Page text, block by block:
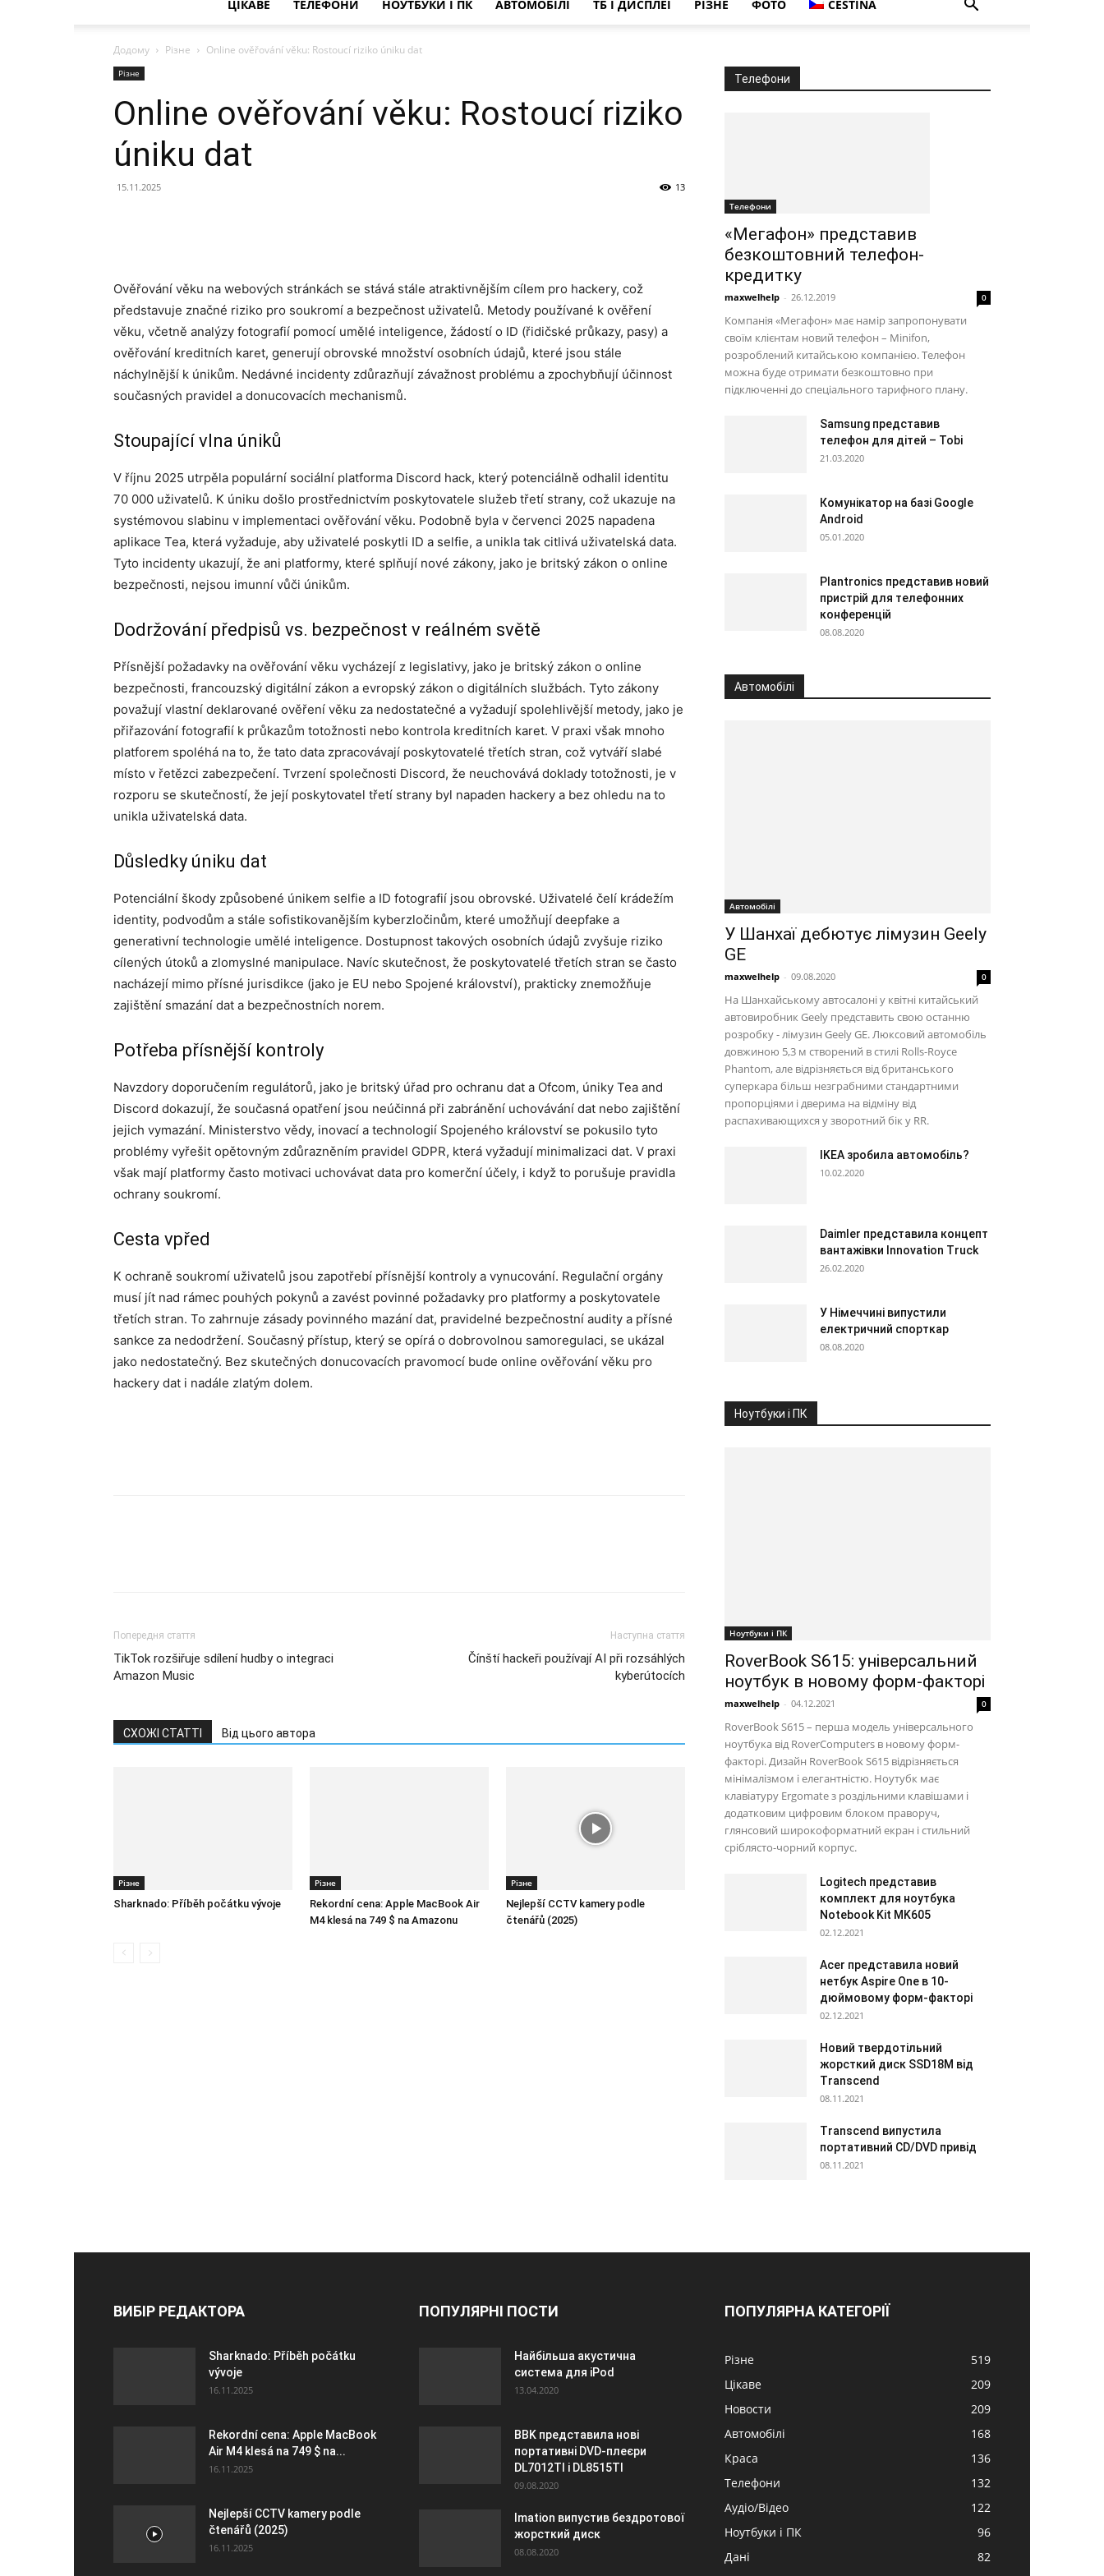
ЦІКАВЕ ТЕЛЕФОНИ НОУТБУКИ І ПК АВТОМОБІЛІ ТБ І ДИСПЛЕЇ РІЗНЕ ФОТО ČEŠTINA
Додому Різне Online ověřování věku: Rostoucí riziko úniku dat
Різне
Online ověřování věku: Rostoucí riziko
úniku dat
15.11.2025 13
Ověřování věku na webových stránkách se stává stále atraktivnějším cílem pro hackery, což
představuje značné riziko pro soukromí a bezpečnost uživatelů. Metody používané k ověření
věku, včetně analýzy fotografií pomocí umělé inteligence, žádostí o ID (řidičské průkazy, pasy) a
ověřování kreditních karet, generují obrovské množství osobních údajů, které jsou stále
náchylnější k únikům. Nedávné incidenty zdůrazňují závažnost problému a zpochybňují účinnost
současných pravidel a donucovacích mechanismů.
Stoupající vlna úniků
V říjnu 2025 utrpěla populární sociální platforma Discord hack, který potenciálně odhalil identitu
70 000 uživatelů. K úniku došlo prostřednictvím poskytovatele služeb třetí strany, což ukazuje na
systémovou slabinu v implementaci ověřování věku. Podobně byla v červenci 2025 napadena
aplikace Tea, která vyžaduje, aby uživatelé poskytli ID a selfie, a unikla tak citlivá uživatelská data.
Tyto incidenty ukazují, že ani platformy, které splňují nové zákony, jako je britský zákon o online
bezpečnosti, nejsou imunní vůči únikům.
Dodržování předpisů vs. bezpečnost v reálném světě
Přísnější požadavky na ověřování věku vycházejí z legislativy, jako je britský zákon o online
bezpečnosti, francouzský digitální zákon a evropský zákon o digitálních službách. Tyto zákony
považují vlastní deklarované ověření věku za nedostatečné a vyžadují spolehlivější metody, jako je
přiřazování fotografií k průkazům totožnosti nebo kontrola kreditních karet. V praxi však mnoho
platforem spoléhá na to, že tato data zpracovávají poskytovatelé třetích stran, což vytváří slabé
místo v řetězci zabezpečení. Tvrzení společnosti Discord, že neuchovává doklady totožnosti, je v
rozporu se skutečností, že její poskytovatel třetí strany byl napaden hackery a bez ohledu na to
unikla uživatelská data.
Důsledky úniku dat
Potenciální škody způsobené únikem selfie a ID fotografií jsou obrovské. Uživatelé čelí krádežím
identity, podvodům a stále sofistikovanějším kyberzločinům, které umožňují deepfake a
generativní technologie umělé inteligence. Dostupnost takových osobních údajů zvyšuje riziko
cílených útoků a zlomyslné manipulace. Navíc skutečnost, že poskytovatelé třetích stran se často
nacházejí mimo přísné jurisdikce (jako je EU nebo Spojené království), prakticky znemožňuje
zajištění smazání dat a bezpečnostních norem.
Potřeba přísnější kontroly
Navzdory doporučením regulátorů, jako je britský úřad pro ochranu dat a Ofcom, úniky Tea and
Discord dokazují, že současná opatření jsou neúčinná při zabránění uchovávání dat nebo zajištění
jejich vymazání. Ministerstvo vědy, inovací a technologií Spojeného království se pokusilo tyto
problémy vyřešit opětovným zdůrazněním pravidel GDPR, která vyžadují minimalizaci dat. V praxi
však mají platformy často motivaci uchovávat data pro komerční účely, i když to porušuje pravidla
ochrany soukromí.
Cesta vpřed
K ochraně soukromí uživatelů jsou zapotřebí přísnější kontroly a vynucování. Regulační orgány
musí jít nad rámec pouhých pokynů a zavést povinné požadavky pro platformy a poskytovatele
třetích stran. To zahrnuje zásady povinného mazání dat, pravidelné bezpečnostní audity a přísné
sankce za nedodržení. Současný přístup, který se opírá o dobrovolnou samoregulaci, se ukázal
jako nedostatečný. Bez skutečných donucovacích pravomocí bude online ověřování věku pro
hackery dat i nadále zlatým dolem.
Попередня стаття
TikTok rozšiřuje sdílení hudby o integraci
Amazon Music
Наступна стаття
Čínští hackeři používají AI při rozsáhlých
kyberútocích
СХОЖІ СТАТТІ Від цього автора
Різне
Sharknado: Příběh počátku vývoje
Різне
Rekordní cena: Apple MacBook Air
M4 klesá na 749 $ na Amazonu
Різне
Nejlepší CCTV kamery podle
čtenářů (2025)
Телефони
Телефони
«Мегафон» представив
безкоштовний телефон-
кредитку
maxwelhelp - 26.12.2019 0
Компанія «Мегафон» має намір запропонувати
своїм клієнтам новий телефон – Minifon,
розроблений китайською компанією. Телефон
можна буде отримати безкоштовно при
підключенні до спеціального тарифного плану.
Samsung представив
телефон для дітей – Tobi
21.03.2020
Комунікатор на базі Google
Android
05.01.2020
Plantronics представив новий
пристрій для телефонних
конференцій
08.08.2020
Автомобілі
Автомобілі
У Шанхаї дебютує лімузин Geely
GE
maxwelhelp - 09.08.2020 0
На Шанхайському автосалоні у квітні китайський
автовиробник Geely представить свою останню
розробку - лімузин Geely GE. Люксовий автомобіль
довжиною 5,3 м створений в стилі Rolls-Royce
Phantom, але відрізняється від британського
суперкара більш незграбними стандартними
пропорціями і дверима на відміну від
распахивающихся у зворотний бік у RR.
IKEA зробила автомобіль?
10.02.2020
Daimler представила концепт
вантажівки Innovation Truck
26.02.2020
У Німеччині випустили
електричний спорткар
08.08.2020
Ноутбуки і ПК
Ноутбуки і ПК
RoverBook S615: універсальний
ноутбук в новому форм-факторі
maxwelhelp - 04.12.2021 0
RoverBook S615 – перша модель універсального
ноутбука від RoverComputers в новому форм-
факторі. Дизайн RoverBook S615 відрізняється
мінімалізмом і елегантністю. Ноутубк має
клавіатуру Ergomate з роздільними клавішами і
додатковим цифровим блоком праворуч,
глянсовий широкоформатний екран і стильний
сріблясто-чорний корпус.
Logitech представив
комплект для ноутбука
Notebook Kit MK605
02.12.2021
Acer представила новий
нетбук Aspire One в 10-
дюймовому форм-факторі
02.12.2021
Новий твердотільний
жорсткий диск SSD18M від
Transcend
08.11.2021
Transcend випустила
портативний CD/DVD привід
08.11.2021
ВИБІР РЕДАКТОРА
Sharknado: Příběh počátku
vývoje
16.11.2025
Rekordní cena: Apple MacBook
Air M4 klesá na 749 $ na...
16.11.2025
Nejlepší CCTV kamery podle
čtenářů (2025)
16.11.2025
ПОПУЛЯРНІ ПОСТИ
Найбільша акустична
система для iPod
13.04.2020
BBK представила нові
портативні DVD-плеєри
DL7012TI і DL8515TI
09.08.2020
Imation випустив бездротової
жорсткий диск
08.08.2020
ПОПУЛЯРНА КАТЕГОРІЇ
Різне
519
Цікаве
209
Новости
209
Автомобілі
168
Краса
136
Телефони
132
Аудіо/Відео
122
Ноутбуки і ПК
96
Дані
82